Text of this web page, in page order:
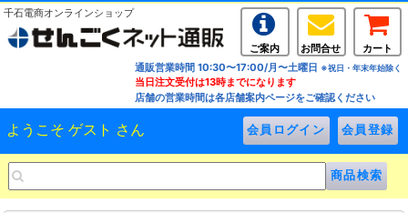
千石電商オンラインショップ
ご案内 お問合せ
カート
通販営業時間 10:30〜17:00/月〜土曜日 ※祝日・年末年始除く
当日注文受付は13時までになります
店舗の営業時間は各店舗案内ページをご確認ください
ようこそ ゲスト さん